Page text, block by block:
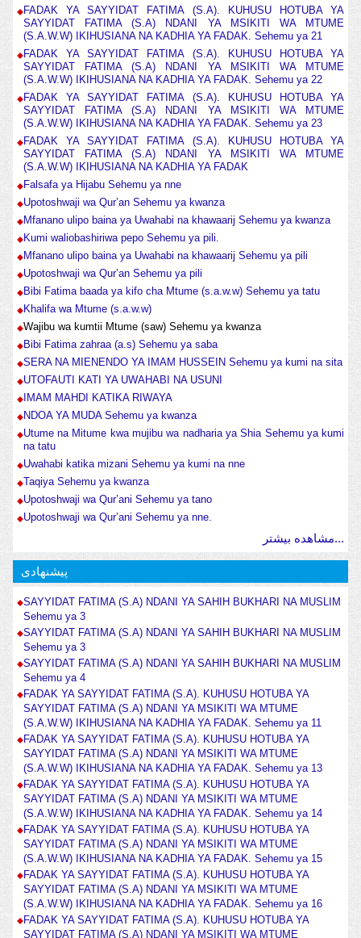
FADAK YA SAYYIDAT FATIMA (S.A). KUHUSU HOTUBA YA
SAYYIDAT FATIMA (S.A) NDANI YA MSIKITI WA MTUME
(S.A.W.W) IKIHUSIANA NA KADHIA YA FADAK. Sehemu ya 21
FADAK YA SAYYIDAT FATIMA (S.A). KUHUSU HOTUBA YA
SAYYIDAT FATIMA (S.A) NDANI YA MSIKITI WA MTUME
(S.A.W.W) IKIHUSIANA NA KADHIA YA FADAK. Sehemu ya 22
FADAK YA SAYYIDAT FATIMA (S.A). KUHUSU HOTUBA YA
SAYYIDAT FATIMA (S.A) NDANI YA MSIKITI WA MTUME
(S.A.W.W) IKIHUSIANA NA KADHIA YA FADAK. Sehemu ya 23
FADAK YA SAYYIDAT FATIMA (S.A). KUHUSU HOTUBA YA
SAYYIDAT FATIMA (S.A) NDANI YA MSIKITI WA MTUME
(S.A.W.W) IKIHUSIANA NA KADHIA YA FADAK
Falsafa ya Hijabu Sehemu ya nne
Upotoshwaji wa Qur’an Sehemu ya kwanza
Mfanano ulipo baina ya Uwahabi na khawaarij Sehemu ya kwanza
Kumi waliobashiriwa pepo Sehemu ya pili.
Mfanano ulipo baina ya Uwahabi na khawaarij Sehemu ya pili
Upotoshwaji wa Qur’an Sehemu ya pili
Bibi Fatima baada ya kifo cha Mtume (s.a.w.w) Sehemu ya tatu
Khalifa wa Mtume (s.a.w.w)
Wajibu wa kumtii Mtume (saw) Sehemu ya kwanza
Bibi Fatima zahraa (a.s) Sehemu ya saba
SERA NA MIENENDO YA IMAM HUSSEIN Sehemu ya kumi na sita
UTOFAUTI KATI YA UWAHABI NA USUNI
IMAM MAHDI KATIKA RIWAYA
NDOA YA MUDA Sehemu ya kwanza
Utume na Mitume kwa mujibu wa nadharia ya Shia Sehemu ya kumi
na tatu
Uwahabi katika mizani Sehemu ya kumi na nne
Taqiya Sehemu ya kwanza
Upotoshwaji wa Qur’ani Sehemu ya tano
Upotoshwaji wa Qur’ani Sehemu ya nne.
مشاهده بیشتر...
پیشنهادی
SAYYIDAT FATIMA (S.A) NDANI YA SAHIH BUKHARI NA MUSLIM
Sehemu ya 3
SAYYIDAT FATIMA (S.A) NDANI YA SAHIH BUKHARI NA MUSLIM
Sehemu ya 3
SAYYIDAT FATIMA (S.A) NDANI YA SAHIH BUKHARI NA MUSLIM
Sehemu ya 4
FADAK YA SAYYIDAT FATIMA (S.A). KUHUSU HOTUBA YA
SAYYIDAT FATIMA (S.A) NDANI YA MSIKITI WA MTUME
(S.A.W.W) IKIHUSIANA NA KADHIA YA FADAK. Sehemu ya 11
FADAK YA SAYYIDAT FATIMA (S.A). KUHUSU HOTUBA YA
SAYYIDAT FATIMA (S.A) NDANI YA MSIKITI WA MTUME
(S.A.W.W) IKIHUSIANA NA KADHIA YA FADAK. Sehemu ya 13
FADAK YA SAYYIDAT FATIMA (S.A). KUHUSU HOTUBA YA
SAYYIDAT FATIMA (S.A) NDANI YA MSIKITI WA MTUME
(S.A.W.W) IKIHUSIANA NA KADHIA YA FADAK. Sehemu ya 14
FADAK YA SAYYIDAT FATIMA (S.A). KUHUSU HOTUBA YA
SAYYIDAT FATIMA (S.A) NDANI YA MSIKITI WA MTUME
(S.A.W.W) IKIHUSIANA NA KADHIA YA FADAK. Sehemu ya 15
FADAK YA SAYYIDAT FATIMA (S.A). KUHUSU HOTUBA YA
SAYYIDAT FATIMA (S.A) NDANI YA MSIKITI WA MTUME
(S.A.W.W) IKIHUSIANA NA KADHIA YA FADAK. Sehemu ya 16
FADAK YA SAYYIDAT FATIMA (S.A). KUHUSU HOTUBA YA
SAYYIDAT FATIMA (S.A) NDANI YA MSIKITI WA MTUME